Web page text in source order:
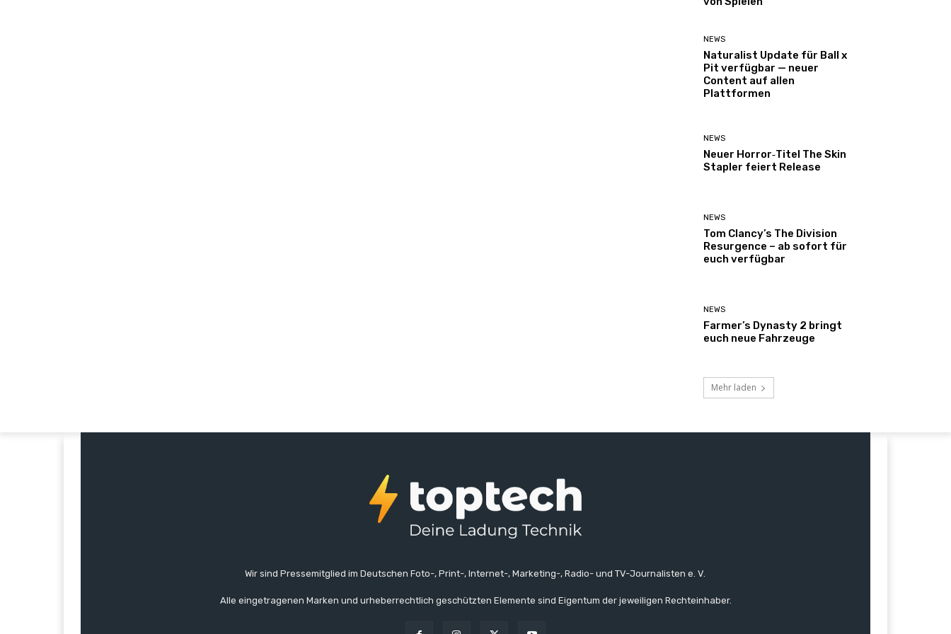
NEWS
Naturalist Update für Ball x
Pit verfügbar — neuer
Content auf allen
Plattformen
NEWS
Neuer Horror‑Titel The Skin
Stapler feiert Release
NEWS
Tom Clancy’s The Division
Resurgence – ab sofort für
euch verfügbar
NEWS
Farmer’s Dynasty 2 bringt
euch neue Fahrzeuge
Mehr laden
Wir sind Pressemitglied im Deutschen Foto-, Print-, Internet-, Marketing-, Radio- und TV-Journalisten e. V.
Alle eingetragenen Marken und urheberrechtlich geschützten Elemente sind Eigentum der jeweiligen Rechteinhaber.